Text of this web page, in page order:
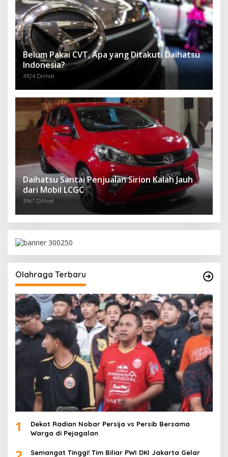
Belum Pakai CVT, Apa yang Ditakuti Daihatsu
Indonesia?
4924 Dilihat
Daihatsu Santai Penjualan Sirion Kalah Jauh
dari Mobil LCGC
3967 Dilihat
Olahraga Terbaru
1
Dekot Radian Nobar Persija vs Persib Bersama
Warga di Pejagalan
Semangat Tinggi! Tim Biliar PWI DKI Jakarta Gelar